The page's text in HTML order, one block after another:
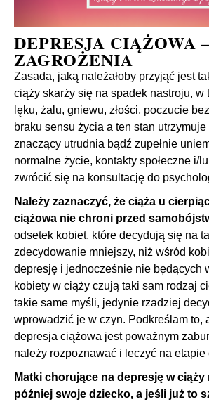
DEPRESJA CIĄŻOWA –
ZAGROŻENIA
Zasada, jaką należałoby przyjąć jest
ciąży skarży się na spadek nastroju, w
lęku, żalu, gniewu, złości, poczucie
braku sensu życia a ten stan
znaczący utrudnia bądź zupełnie
normalne życie, kontakty społeczne i/
zwrócić się na konsultację do
Należy zaznaczyć, że ciąża u
ciążowa nie chroni przed
odsetek kobiet, które decydują się na
zdecydowanie mniejszy, niż wśród
depresję i jednocześnie nie będących
kobiety w ciąży czują taki sam rodzaj
takie same myśli, jedynie rzadziej
wprowadzić je w czyn. Podkreślam to,
depresja ciążowa jest poważnym
należy rozpoznawać i leczyć na etapie
Matki chorujące na depresję w ciąży
później swoje dziecko, a jeśli już to